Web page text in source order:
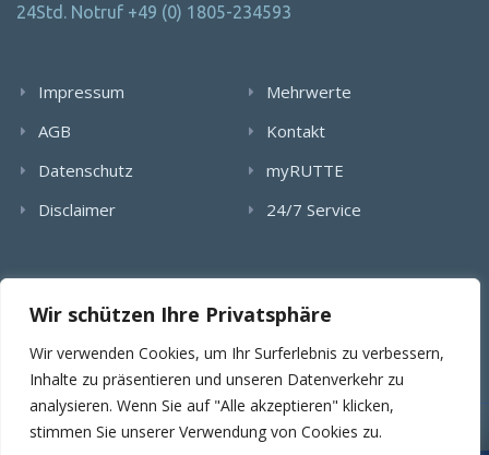
Wir schützen Ihre Privatsphäre
Wir verwenden Cookies, um Ihr Surferlebnis zu verbessern,
Inhalte zu präsentieren und unseren Datenverkehr zu
analysieren. Wenn Sie auf "Alle akzeptieren" klicken,
stimmen Sie unserer Verwendung von Cookies zu.
24Std. Notruf +49 (0) 1805-234593
Impressum
AGB
Datenschutz
Disclaimer
Mehrwerte
Kontakt
myRUTTE
24/7 Service
Verlinkung von Bildern, textlichen Inhalten und Videos bedarf
der schriftlichen Genehmigung der RUTTE Sicherungstechnik
© 2025 RUTTE Sicherungstechnik GmbH.